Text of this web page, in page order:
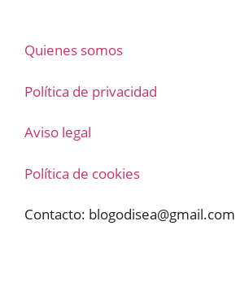
Quienes somos
Política de privacidad
Aviso legal
Política de cookies
Contacto: blogodisea@gmail.com